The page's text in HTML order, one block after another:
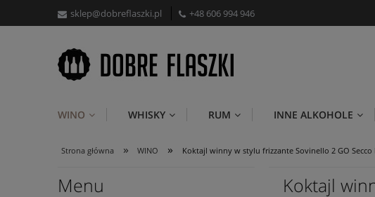
sklep@dobreflaszki.pl +48 606 994 946
WINO WHISKY RUM INNE ALKOHOLE
Strona główna » WINO » Koktajl winny w stylu frizzante Sovinello 2 GO Secco
Menu Koktajl